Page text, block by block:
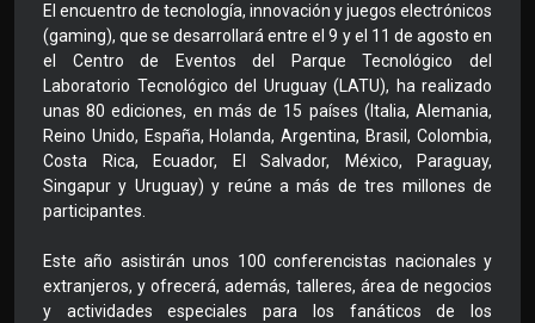
El encuentro de tecnología, innovación y juegos electrónicos
(gaming), que se desarrollará entre el 9 y el 11 de agosto en
el Centro de Eventos del Parque Tecnológico del
Laboratorio Tecnológico del Uruguay (LATU), ha realizado
unas 80 ediciones, en más de 15 países (Italia, Alemania,
Reino Unido, España, Holanda, Argentina, Brasil, Colombia,
Costa Rica, Ecuador, El Salvador, México, Paraguay,
Singapur y Uruguay) y reúne a más de tres millones de
participantes.
Este año asistirán unos 100 conferencistas nacionales y
extranjeros, y ofrecerá, además, talleres, área de negocios
y actividades especiales para los fanáticos de los